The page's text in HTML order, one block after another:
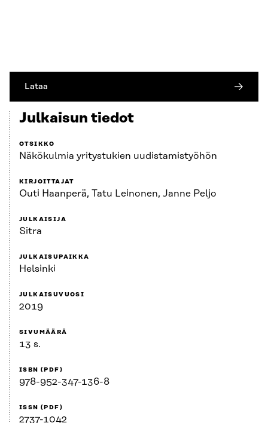
Lataa
Julkaisun tiedot
OTSIKKO
Näkökulmia yritystukien uudistamistyöhön
KIRJOITTAJAT
Outi Haanperä, Tatu Leinonen, Janne Peljo
JULKAISIJA
Sitra
JULKAISUPAIKKA
Helsinki
JULKAISUVUOSI
2019
SIVUMÄÄRÄ
13 s.
ISBN (PDF)
978-952-347-136-8
ISSN (PDF)
2737-1042